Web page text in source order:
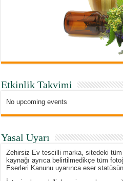
Etkinlik Takvimi
No upcoming events
Yasal Uyarı
Zehirsiz Ev tescilli marka, sitedeki
kaynağı ayrıca belirtilmedikçe tüm
Eserleri Kanunu uyarınca eser